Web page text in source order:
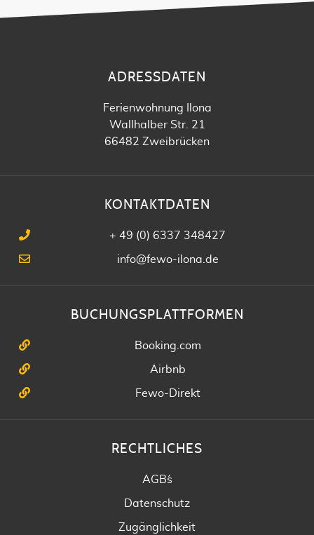
ADRESSDATEN
Ferienwohnung Ilona
Wallhalber Str. 21
66482 Zweibrücken
KONTAKTDATEN
+ 49 (0) 6337 348427
info@fewo-ilona.de
BUCHUNGSPLATTFORMEN
Booking.com
Airbnb
Fewo-Direkt
RECHTLICHES
AGB´s
Datenschutz
Zugänglichkeit